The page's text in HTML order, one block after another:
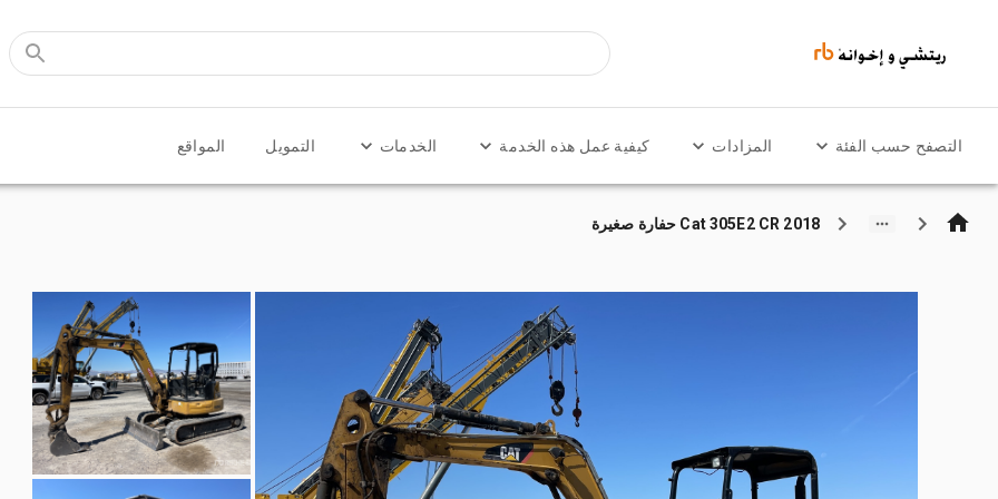
التصفح حسب الفئة المزادات كيفية عمل هذه الخدمة الخدمات التمويل المواقع
2018 Cat 305E2 CR حفارة صغيرة